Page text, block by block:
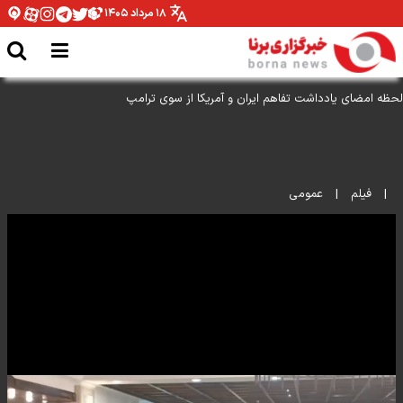
۱۸ مرداد ۱۴۰۵
لحظه امضای یادداشت تفاهم ایران و آمریکا از سوی ترامپ
| فیلم | عمومی